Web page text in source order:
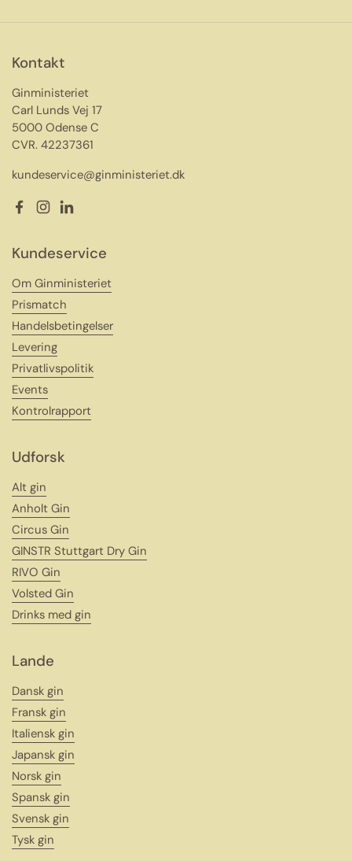
Kontakt
Ginministeriet
Carl Lunds Vej 17
5000 Odense C
CVR. 42237361
kundeservice@ginministeriet.dk
Facebook
Instagram
LinkedIn
Kundeservice
Om Ginministeriet
Prismatch
Handelsbetingelser
Levering
Privatlivspolitik
Events
Kontrolrapport
Udforsk
Alt gin
Anholt Gin
Circus Gin
GINSTR Stuttgart Dry Gin
RIVO Gin
Volsted Gin
Drinks med gin
Lande
Dansk gin
Fransk gin
Italiensk gin
Japansk gin
Norsk gin
Spansk gin
Svensk gin
Tysk gin